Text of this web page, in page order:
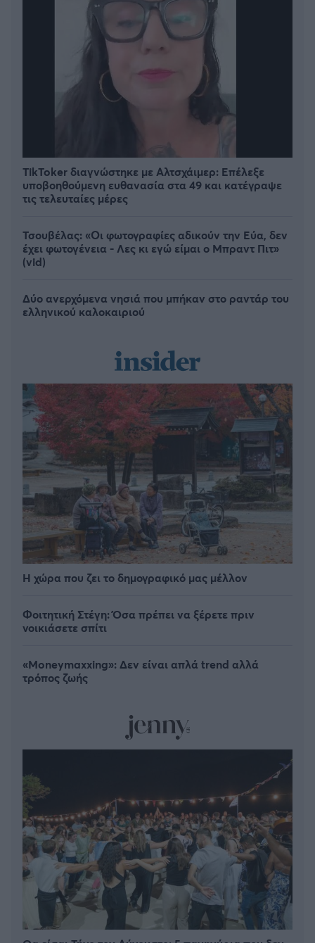
TikToker διαγνώστηκε με Αλτσχάιμερ: Επέλεξε
υποβοηθούμενη ευθανασία στα 49 και κατέγραψε
τις τελευταίες μέρες
Τσουβέλας: «Οι φωτογραφίες αδικούν την Εύα, δεν
έχει φωτογένεια - Λες κι εγώ είμαι ο Μπραντ Πιτ»
(vid)
Δύο ανερχόμενα νησιά που μπήκαν στο ραντάρ του
ελληνικού καλοκαιριού
Η χώρα που ζει το δημογραφικό μας μέλλον
Φοιτητική Στέγη: Όσα πρέπει να ξέρετε πριν
νοικιάσετε σπίτι
«Moneymaxxing»: Δεν είναι απλά trend αλλά
τρόπος ζωής